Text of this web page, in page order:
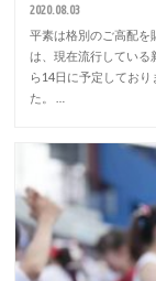
2020.08.03
平素は格別のご高配を
は、現在流行している
ら14日に予定してお
た。 …